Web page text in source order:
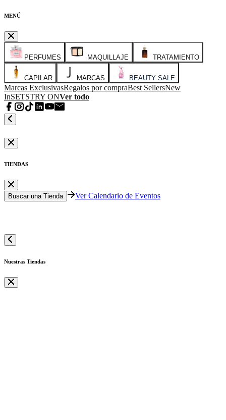
MENÚ
PERFUMES MAQUILLAJE TRATAMIENTO
CAPILAR MARCAS BEAUTY SALE
Marcas ExclusivasRegalos por compraBest SellersNew
InSETSTRY ONVer todo
TIENDAS
Buscar una Tienda Ver Calendario de Eventos
Nuestras Tiendas